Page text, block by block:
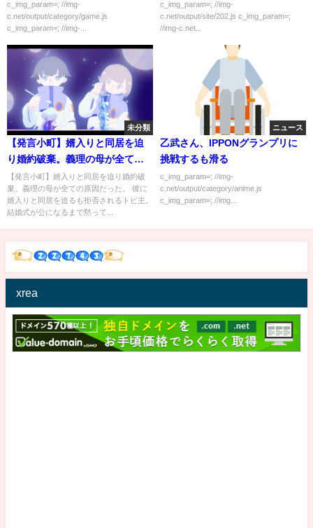
c_img_param=; //img-
c.net/output/category/game.js
c_img_param=; //img-...
c_img_param=; //img-
c.net/output/site/202.js c_img_param=;
//img-c.net...
未分類
【発言小町】婿入りと同居を迫
り婚約破棄。義理の母が全ての
原因だった。
【発言小町】婿入りと同居を迫り婚約破
棄。義理の母が全ての原因だった。 彼に
婿入りと同居を迫るも拒否されるトピ主。
結婚式が公になるまで黙って...
ニュース
乙武さん、IPPONグランプリに
挑戦するも滑る
c_img_param=; //img-
c.net/output/category/anime.js
c_img_param=; //img...
xrea